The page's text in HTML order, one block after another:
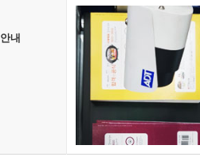
메인 커뮤니케이션(Cross-Domain
내